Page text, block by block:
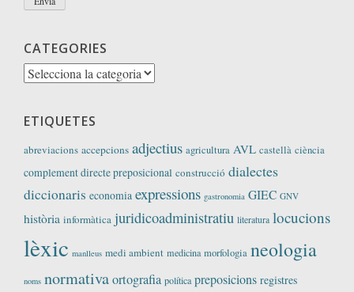
CATEGORIES
Categories
ETIQUETES
abreviacions accepcions adjectius agricultura AVL castellà ciència
complement directe preposicional construcció dialectes
diccionaris economia expressions gastronomia GIEC GNV
història informàtica juridicoadministratiu literatura locucions
lèxic manlleus medi ambient medicina morfologia neologia
noms normativaortografia política preposicions registres